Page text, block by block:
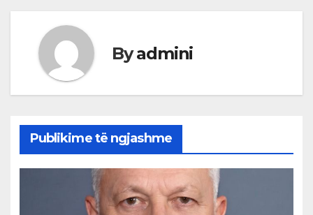
Byadmini
Publikime të ngjashme